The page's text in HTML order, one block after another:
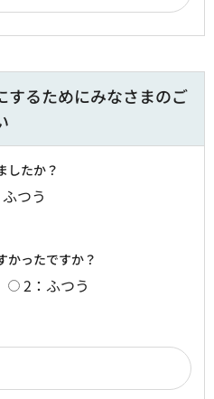
するためにみなさまのご
したか？
つう
かったですか？
2：ふつう